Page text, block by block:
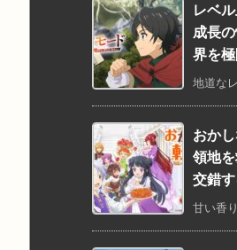
レベ
成長
界を
地道な
おか
領地
交錯
甘い香